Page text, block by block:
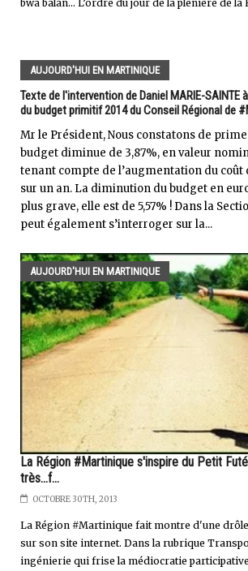
bwa balan... L’ordre du jour de la plénière de la
AUJOURD'HUI EN MARTINIQUE
Texte de l'intervention de Daniel MARIE-SAINTE
du budget primitif 2014 du Conseil Régional de
Mr le Président, Nous constatons de
budget diminue de 3,87%, en valeur
tenant compte de l’augmentation du coût
sur un an. La diminution du budget en
plus grave, elle est de 5,57% ! Dans la
peut également s’interroger sur la...
AUJOURD'HUI EN MARTINIQUE
La Région #Martinique s'inspire du Petit
très...f...
OCTOBRE 30TH, 2013
La Région #Martinique fait montre d'une
sur son site internet. Dans la rubrique
ingénierie qui frise la médiocratie